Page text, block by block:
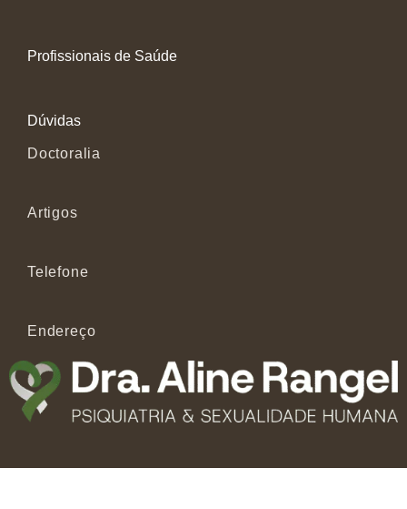
Profissionais de Saúde
Dúvidas
Doctoralia
Artigos
Telefone
Endereço